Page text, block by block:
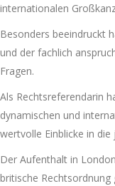
internationalen
Besonders beeindruckt
und der fachlich
Fragen.
Als Rechtsreferendarin
dynamischen und
wertvolle Einblicke in
Der Aufenthalt in
britische